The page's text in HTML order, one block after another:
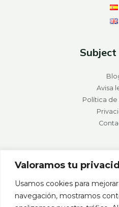
Valoramos tu
Usamos cookies para
navegación, mostramos
Avisa
Política de